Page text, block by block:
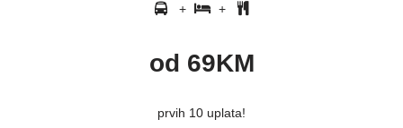
+ +
od 69KM
prvih 10 uplata!